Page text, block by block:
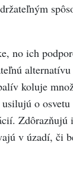
no ich
koluje
o
Zdôrazňujú
v úzadí, či